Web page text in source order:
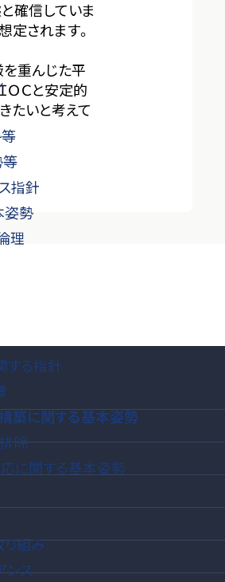
指針
姿勢
理
する指針
築に関する基本姿勢
除
に関する基本姿勢
り組み
ンス
確信していま
定されます。
を重んじた平
ＯＣと安定的
たいと考えて